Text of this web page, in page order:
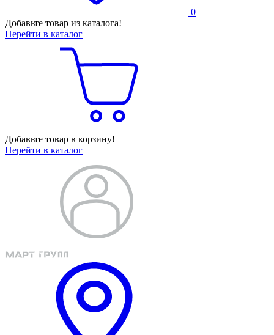
0
Добавьте товар из каталога!
Перейти в каталог
Добавьте товар в корзину!
Перейти в каталог